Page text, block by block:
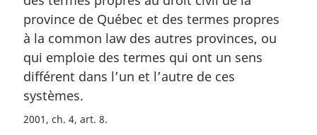
g
i
n
a
e
:
province de Québec et des termes propres
à la common law des autres provinces, ou
qui emploie des termes qui ont un sens
différent dans l’un et l’autre de ces
systèmes.
2001, ch. 4, art. 8